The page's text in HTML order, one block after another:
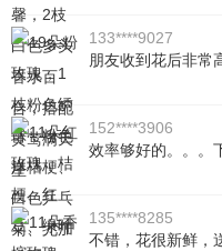
133****9027
朋友收到花后非常高
152****3906
效率够好的。。。
135****8285
不错，花很新鲜，